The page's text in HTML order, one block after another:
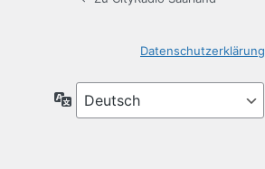
Datenschutzerklärung
Sprache